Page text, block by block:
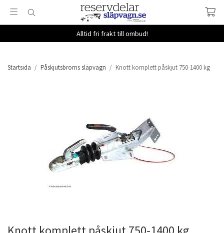
Alltid fri frakt till ombud!
Startsida / Påskjutsbroms släpvagn / Knott komplett påskjut 750-1400 kg